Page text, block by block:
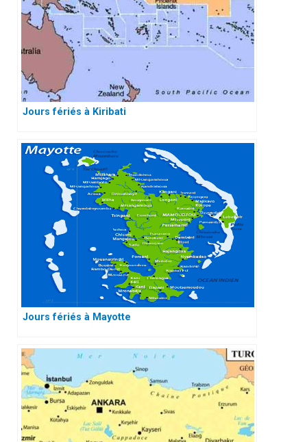
Jours fériés à Kiribati
Jours fériés à Mayotte